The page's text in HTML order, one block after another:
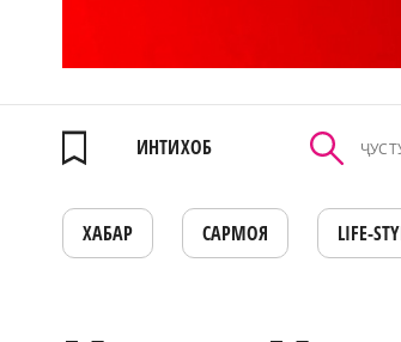
ИНТИХОБ
ХАБАР САРМОЯ LIFE-